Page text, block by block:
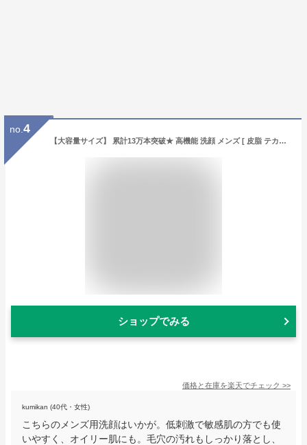
no. 4
【大容量サイズ】 累計13万本突破★ 高機能 洗顔 メンズ [ 皮脂 テカリ防止 脂性肌 ] スクラブ洗顔 ニキビ 肌荒れ [ 毛穴 黒ずみ くすみ 角質ケア ] 洗顔フォーム 石鹸 乾燥肌 低刺激 メンズ 男性 洗顔料 スキンケア ジゲン 200g
ショップでみる
価格と在庫を楽天でチェック >>
kumikan (40代・女性)
こちらのメンズ用洗顔はいかが。低刺激で敏感肌の方でも使
いやすく、オイリー肌にも。毛穴の汚れもしっかり落とし、